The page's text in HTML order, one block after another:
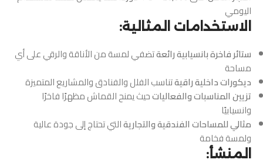
اليومي
الاستخدامات المثالية:
ستائر فاخرة بانسيابية رائعةتضفي لمسة من الأناقة والرقي على أي
مساحة
ديكورات داخلية راقيةتناسب الفلل والفنادق والمشاريع المتميزة
تزيين المناسبات والفعالياتحيث يمنح القماش مظهرًا فاخرًا
وانسيابيًا
مثالي للمساحات الفندقية والتجاريةالتي تحتاج إلى جودة عالية
ولمسة فخامة
المنشأ: